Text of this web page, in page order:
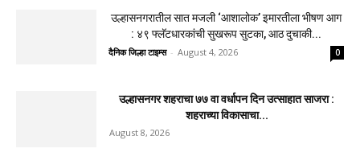
उल्हासनगरातील सात मजली ‘आशालोक’ इमारतीला भीषण आग
: ४९ फ्लॅटधारकांची सुखरूप सुटका, आठ दुचाकी...
दैनिक जिल्हा टाइम्स - August 4, 2026 0
उल्हासनगर शहराचा ७७ वा वर्धापन दिन उत्साहात साजरा :
शहराच्या विकासाचा...
August 8, 2026